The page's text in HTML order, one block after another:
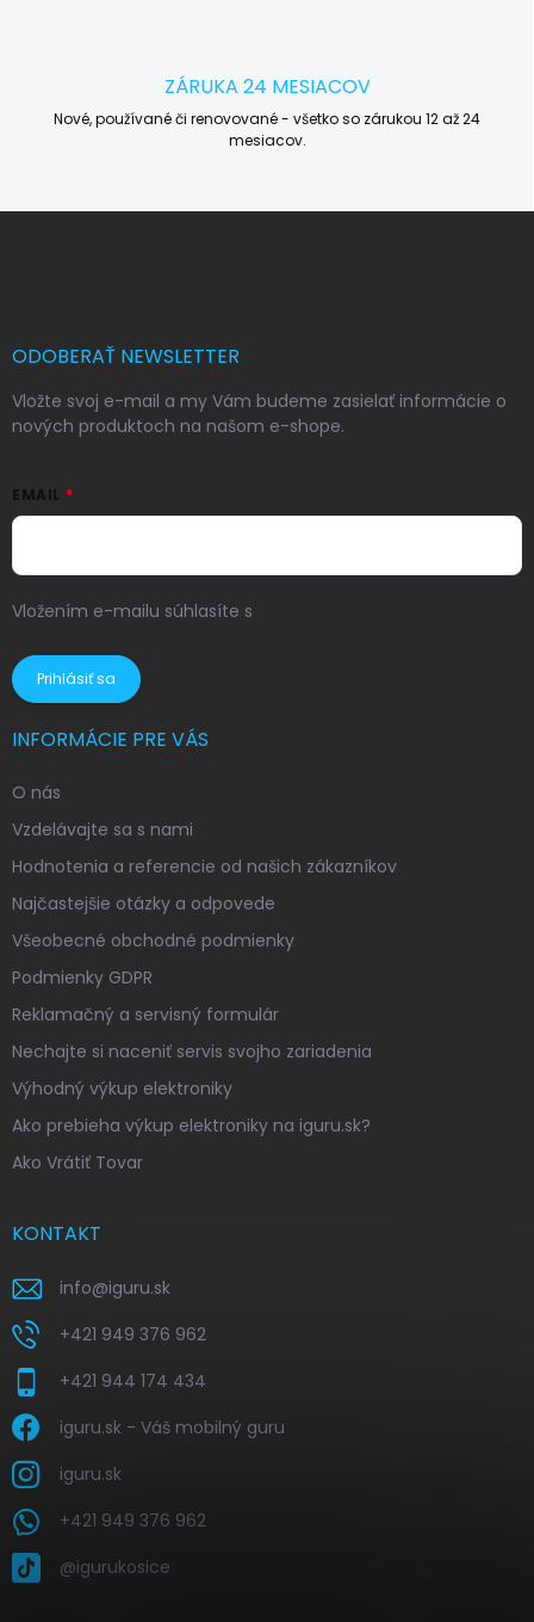
ZÁRUKA 24 MESIACOV
Nové, používané či renovované - všetko so zárukou 12 až 24
mesiacov.
ODOBERAŤ NEWSLETTER
Vložte svoj e-mail a my Vám budeme zasielať informácie o
nových produktoch na našom e-shope.
EMAIL
Vložením e-mailu súhlasíte s
Prihlásiť sa
INFORMÁCIE PRE VÁS
O nás
Vzdelávajte sa s nami
Hodnotenia a referencie od našich zákazníkov
Najčastejšie otázky a odpovede
Všeobecné obchodné podmienky
Podmienky GDPR
Reklamačný a servisný formulár
Nechajte si naceniť servis svojho zariadenia
Výhodný výkup elektroniky
Ako prebieha výkup elektroniky na iguru.sk?
Ako Vrátiť Tovar
KONTAKT
info@iguru.sk
+421 949 376 962
+421 944 174 434
iguru.sk - Váš mobilný guru
iguru.sk
+421 949 376 962
@igurukosice